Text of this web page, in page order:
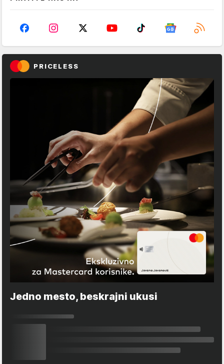
PRICELESS
Jedno mesto, beskrajni ukusi